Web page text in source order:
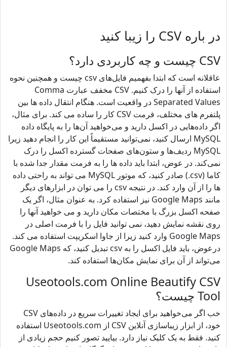
در باره CSV را زیبا کنید
CSV چیست و چه کاربردی دارد؟
عاقلانه است که ابتدا بفهمیم فایل‌های csv چیست و همچنین نحوه
استفاده از آنها را درک کنیم. CSV مخفف عبارت Comma
Separated Values ​​در واقعیت است. هنگام انتقال داده ها بین
پلتفرم های مختلف، فرمت CSV کار را ساده می کند. برای مثال،
اگر داده‌هایی در اکسل دارید و می‌خواهید آن‌ها را به پایگاه داده
MySQL ارسال کنید، نمی‌توانید مستقیماً این کار را انجام دهید زیرا
MySQL ردیف‌ها و ستون‌های صفحات گسترده اکسل را درک
نمی‌کند. در عوض، ابتدا باید داده ها را به فرمت مقدار جدا شده با
کاما (csv.) صادر کنید، که موتور MySQL می تواند به راحتی داده
ها را از آن وارد کند. در نتیجه csv را می توان در ابزارهای دیگر
مانند Google Maps نیز استفاده کرد. به عنوان مثال، اگر یک
صفحه اکسل بزرگ با مختصات مکان دارید و می خواهید آنها را
روی نقشه نمایش دهید، نمی توانید فایل را با فرمت اصلی در
Google Maps وارد کنید زیرا از جاوا اسکریپت استفاده می کند.
درعوض، باید فایل اکسل را به csv تبدیل کنید، که Google Maps
می‌تواند از آن برای نمایش مکان‌ها استفاده کند.
Useotools.com Online Beautify CSV
Tool چیست؟
خب اگر می‌خواهید برای ایجاد تغییرات سریع در داده‌های CSV
خود، از ابزار زیباسازی آنلاین CSV از Useotools.com استفاده
کنید. فقط به یک کلیک نیاز دارد. بیایید تصور کنیم حجم زیادی از